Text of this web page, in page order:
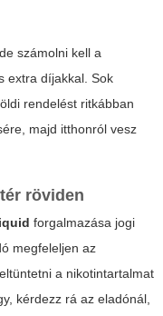
számolni kell a
extra díjakkal. Sok
rendelést ritkábban
majd itthonról vesz
röviden
forgalmazása jogi
megfeleljen az
a nikotintartalmat
kérdezz rá az eladónál,